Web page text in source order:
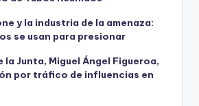
y la industria de la amenaza:
se usan para presionar
Junta, Miguel Ángel Figueroa,
por tráfico de influencias en